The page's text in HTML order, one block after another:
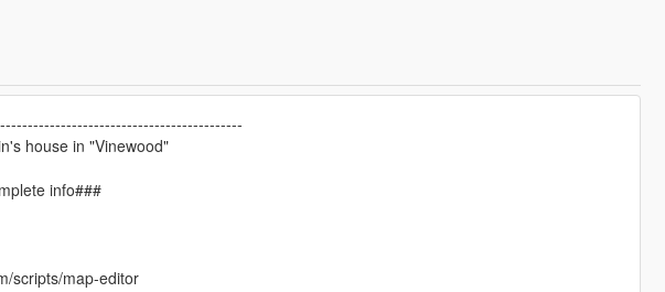
house in "Vinewood"
info###
scripts/map-editor